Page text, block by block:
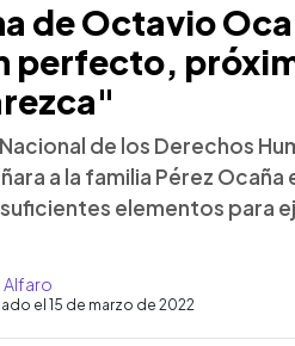
de Octavio
perfecto,
de los Derechos
a la familia Pérez Ocaña
elementos para
Alfaro
el 15 de marzo de 2022